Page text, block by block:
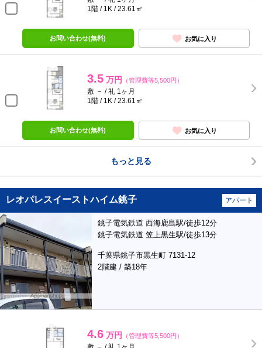
1階 / 1K / 23.61㎡
お問い合わせ(無料) お気に入り
3.5 万円 （管理費等5,500円）
敷 － / 礼 1ヶ月
1階 / 1K / 23.61㎡
お問い合わせ(無料) お気に入り
もっと見る
レオパレスイーストハイム銚子 アパート
銚子電気鉄道 西海鹿島駅/徒歩12分
銚子電気鉄道 笠上黒生駅/徒歩13分
千葉県銚子市黒生町 7131-12
2階建 / 築18年
4.6 万円 （管理費等5,500円）